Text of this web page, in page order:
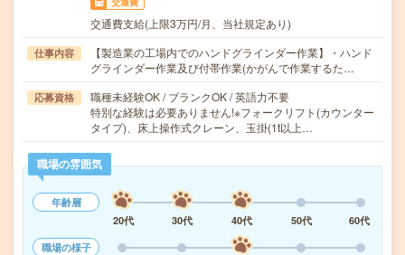
交通費支給(上限3万円/月、当社規定あり)
仕事内容
【製造業の工場内でのハンドグラインダー作業】・ハンド
グラインダー作業及び付帯作業(かがんで作業するた…
応募資格
職種未経験OK / ブランクOK / 英語力不要
特別な経験は必要ありません!※フォークリフト(カウンター
タイプ)、床上操作式クレーン、玉掛(1t以上…
職場の雰囲気
年齢層
20代
30代 40代 50代
60代
職場の様子